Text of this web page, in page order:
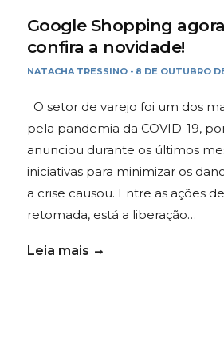
Google Shopping
confira a novidade!
NATACHA TRESSINO - 8 DE OUTUBRO
O setor de varejo foi um dos
pela pandemia da COVID-19,
anunciou durante os últimos
iniciativas para minimizar os
a crise causou. Entre as ações
retomada, está a liberação…
Leia mais